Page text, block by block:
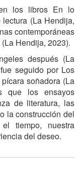
los libros En lo
(La Hendija,
contemporáneas
Hendija, 2023).
después (La
seguido por Los
soñadora (La
que los ensayos
de literatura, las
la construcción del
tiempo, nuestra
del deseo.